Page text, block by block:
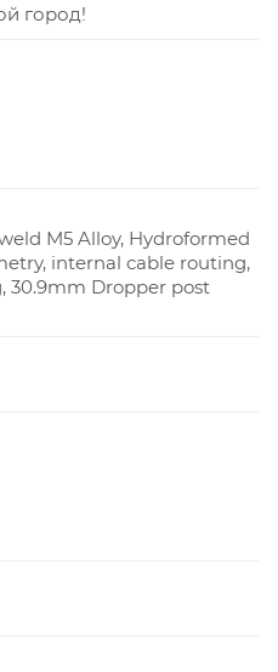
город!
M5 Alloy, Hydroformed
internal cable routing,
30.9mm Dropper post